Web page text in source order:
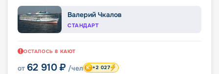
Валерий Чкалов
СТАНДАРТ
ОСТАЛОСЬ 8 КАЮТ
от 62 910 ₽ /чел +2 027